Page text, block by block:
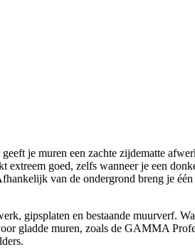
je muren een zachte zijdematte
extreem goed, zelfs wanneer je een
van de ondergrond breng je
gipsplaten en bestaande muurverf.
gladde muren, zoals de GAMMA